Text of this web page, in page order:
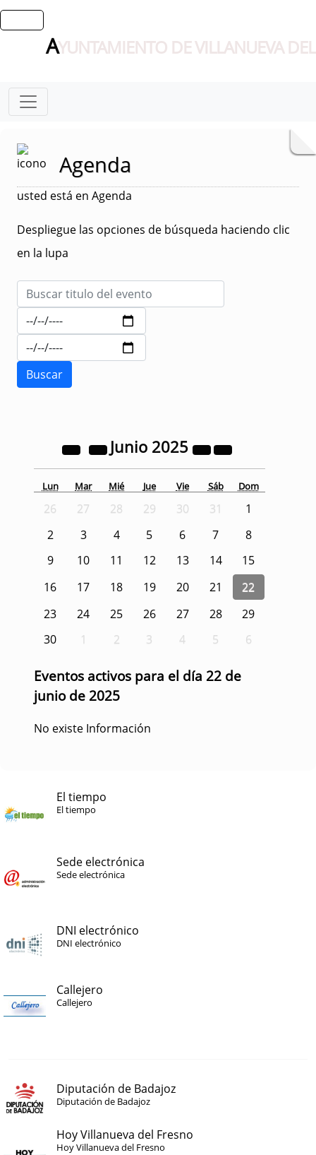
AYUNTAMIENTO DE VILLANUEVA
Agenda
usted está en Agenda
Despliegue las opciones de búsqueda haciendo clic
en la lupa
Junio 2025
Lun Mar Mié Jue Vie Sáb Dom
26 27 28 29 30 31
1
2
3 4 5 6 7
8
9
10 11 12 13 14
15
16
17 18 19 20 21
22
23
24 25 26 27 28
29
30
1 2 3 4 5 6
Eventos activos para el día 22 de
junio de 2025
No existe Información
El tiempo
El tiempo
Sede electrónica
Sede electrónica
DNI electrónico
DNI electrónico
Callejero
Callejero
Diputación de Badajoz
Diputación de Badajoz
Hoy Villanueva del Fresno
Hoy Villanueva del Fresno